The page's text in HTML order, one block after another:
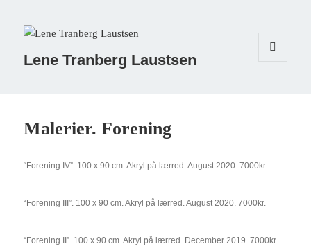
Lene Tranberg Laustsen
Malerier. Forening
“Forening IV”. 100 x 90 cm. Akryl på lærred. August 2020. 7000kr.
“Forening III”. 100 x 90 cm. Akryl på lærred. August 2020. 7000kr.
“Forening II”. 100 x 90 cm. Akryl på lærred. December 2019. 7000kr.